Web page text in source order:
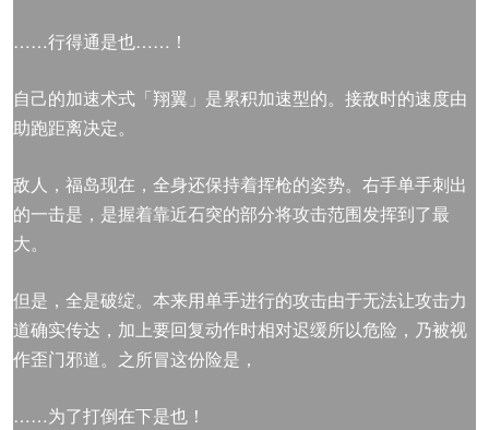
……行得通是也……！
自己的加速术式「翔翼」是累积加速型的。接敌时的速度由
助跑距离决定。
敌人，福岛现在，全身还保持着挥枪的姿势。右手单手刺出
的一击是，是握着靠近石突的部分将攻击范围发挥到了最
大。
但是，全是破绽。本来用单手进行的攻击由于无法让攻击力
道确实传达，加上要回复动作时相对迟缓所以危险，乃被视
作歪门邪道。之所冒这份险是，
……为了打倒在下是也！